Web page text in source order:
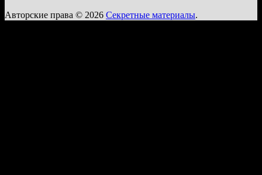
Авторские права © 2026 Секретные материалы.